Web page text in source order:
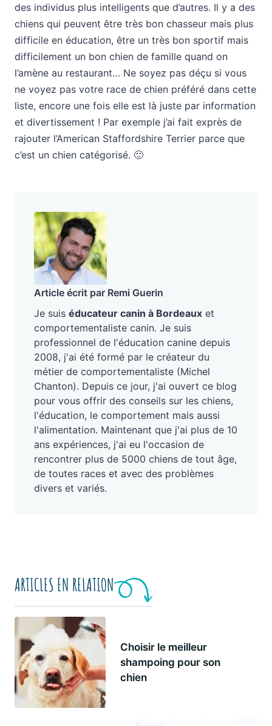
des individus plus intelligents que d’autres. Il y a des
chiens qui peuvent être très bon chasseur mais plus
difficile en éducation, être un très bon sportif mais
difficilement un bon chien de famille quand on
l’amène au restaurant… Ne soyez pas déçu si vous
ne voyez pas votre race de chien préféré dans cette
liste, encore une fois elle est là juste par information
et divertissement ! Par exemple j’ai fait exprès de
rajouter l’American Staffordshire Terrier parce que
c’est un chien catégorisé. 🙂
Article écrit par Remi Guerin
Je suis éducateur canin à Bordeaux et
comportementaliste canin. Je suis
professionnel de l'éducation canine depuis
2008, j'ai été formé par le créateur du
métier de comportementaliste (Michel
Chanton). Depuis ce jour, j'ai ouvert ce blog
pour vous offrir des conseils sur les chiens,
l'éducation, le comportement mais aussi
l'alimentation. Maintenant que j'ai plus de 10
ans expériences, j'ai eu l'occasion de
rencontrer plus de 5000 chiens de tout âge,
de toutes races et avec des problèmes
divers et variés.
ARTICLES EN RELATION
Choisir le meilleur
shampoing pour son
chien